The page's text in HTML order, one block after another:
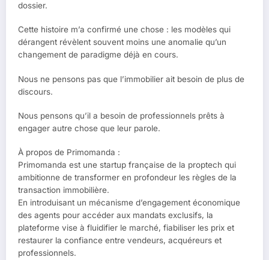
dossier.
Cette histoire m’a confirmé une chose : les modèles qui
dérangent révèlent souvent moins une anomalie qu’un
changement de paradigme déjà en cours.
Nous ne pensons pas que l’immobilier ait besoin de plus de
discours.
Nous pensons qu’il a besoin de professionnels prêts à
engager autre chose que leur parole.
À propos de Primomanda :
Primomanda est une startup française de la proptech qui
ambitionne de transformer en profondeur les règles de la
transaction immobilière.
En introduisant un mécanisme d’engagement économique
des agents pour accéder aux mandats exclusifs, la
plateforme vise à fluidifier le marché, fiabiliser les prix et
restaurer la confiance entre vendeurs, acquéreurs et
professionnels.